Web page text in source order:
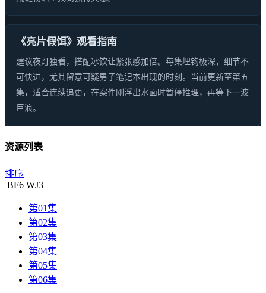
《亮片假饵》观看指南
建议夜灯独看，搭配冰饮让紧张感加倍。每集埋钩极深，细节不
可快进，尤其留意可疑男子笔记本出现的时刻。当前更新至第五
集，适合连续追更，在案件刚浮出水面时暂停推理，再等下一波
巨浪。
资源列表
排序
BF6 WJ3
第01集
第02集
第03集
第04集
第05集
第06集